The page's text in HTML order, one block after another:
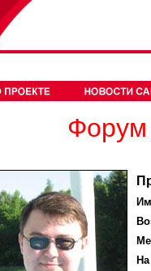
Форум